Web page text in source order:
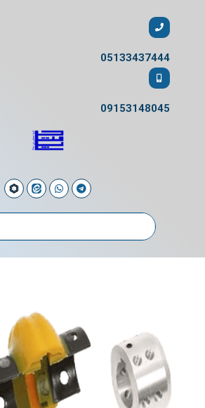
05133437444
09153148045